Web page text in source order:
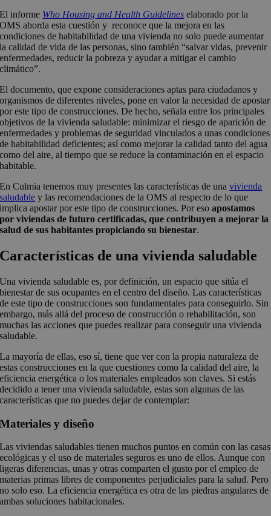
El informe Who Housing and Health Guidelines elaborado por la
OMS aborda esta cuestión y reconoce que la mejora en las
condiciones de habitabilidad de una vivienda no solo puede aumentar
la calidad de vida de las personas, sino también “salvar vidas, prevenir
enfermedades, reducir la pobreza y ayudar a mitigar el cambio
climático”.
El documento, que expone consideraciones aptas para ciudadanos y
organismos de diferentes niveles, pone en valor la necesidad de apostar
por este tipo de construcciones. De hecho, señala entre los principales
objetivos de la vivienda saludable: minimizar el riesgo de aparición de
enfermedades y problemas de seguridad vinculados a unas condiciones
de habitabilidad deficientes; así como mejorar la calidad tanto del agua
como del aire, al tiempo que se reduce la contaminación en el espacio
habitable.
En Culmia tenemos muy presentes las características de unavivienda
saludable y las recomendaciones de la OMS al respecto de lo que
implica apostar por este tipo de construcciones. Por esoapostamos
por viviendas de futuro certificadas, que contribuyen a mejorar la
salud de sus habitantes propiciando su bienestar.
Características de una vivienda saludable
Una vivienda saludable es, por definición, un espacio que sitúa el
bienestar de sus ocupantes en el centro del diseño. Las características
de este tipo de construcciones son fundamentales para conseguirlo. Sin
embargo, más allá del proceso de construcción o rehabilitación, son
muchas las acciones que puedes realizar para conseguir una vivienda
saludable.
La mayoría de ellas, eso sí, tiene que ver con la propia naturaleza de
estas construcciones en la que cuestiones como la calidad del aire, la
eficiencia energética o los materiales empleados son claves. Si estás
decidido a tener una vivienda saludable, estas son algunas de las
características que no puedes dejar de contemplar:
Materiales y diseño
Las viviendas saludables tienen muchos puntos en común con las casas
ecológicas y el uso de materiales seguros es uno de ellos. Aunque con
ligeras diferencias, unas y otras comparten el gusto por el empleo de
materias primas libres de componentes perjudiciales para la salud. Pero
no solo eso. La eficiencia energética es otra de las piedras angulares de
ambas soluciones habitacionales.